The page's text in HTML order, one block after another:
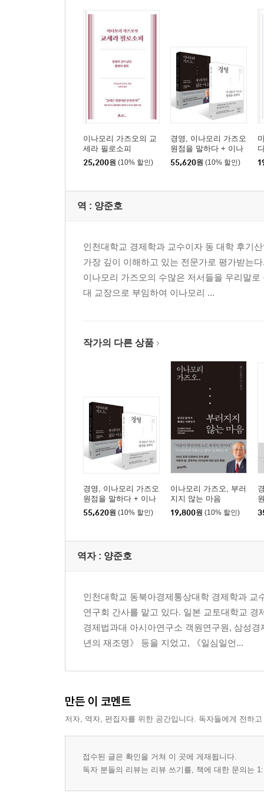
이나모리 가즈오의 교
세라 필로소피
25,200원 (10% 할인)
경영, 이나모리 가즈오
원점을 말하다 + 이나
모리 가즈오, 부러지지
않는 마음 세트
55,620원 (10% 할인)
역 : 양준호
인천대학교 경제학과 교수이자 동 대학 후기
가장 깊이 이해하고 있는 전문가로 평가받는
이나모리 가즈오의 수많은 저서들을 우리말
대 교장으로 부임하여 이나모리 ...
작가의 다른 상품
경영, 이나모리 가즈오
원점을 말하다 + 이나
모리 가즈오, 부러지지
않는 마음 세트
55,620원 (10% 할인)
이나모리 가즈오, 부러
지지 않는 마음
19,800원 (10% 할인)
역자 : 양준호
인천대학교 동북아경제통상대학 경제학과 교
연구회 간사를 맡고 있다. 일본 교토대학교
경제법과대 아시아연구소 객원연구원, 삼성
년의 재조명》 등을 지었고, 《일심일언...
만든 이 코멘트
저자, 역자, 편집자를 위한 공간입니다. 독자들에게 전하
접수된 글은 확인을 거쳐 이 곳에 게재됩니다.
독자 분들의 리뷰는 리뷰 쓰기를, 책에 대한 문의는